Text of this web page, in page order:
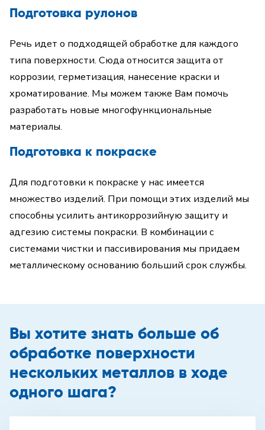
Подготовка рулонов
Речь идет о подходящей обработке для каждого
типа поверхности. Сюда относится защита от
коррозии, герметизация, нанесение краски и
хроматирование. Мы можем также Вам помочь
разработать новые многофункциональные
материалы.
Подготовка к покраске
Для подготовки к покраске у нас имеется
множество изделий. При помощи этих изделий мы
способны усилить антикоррозийную защиту и
адгезию системы покраски. В комбинации с
системами чистки и пассивирования мы придаем
металлическому основанию больший срок службы.
Вы хотите знать больше об
обработке поверхности
нескольких металлов в ходе
одного шага?